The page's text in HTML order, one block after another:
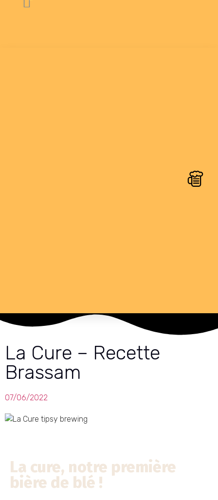
La Cure – Recette
Brassam
07/06/2022
La cure, notre première
bière de blé !